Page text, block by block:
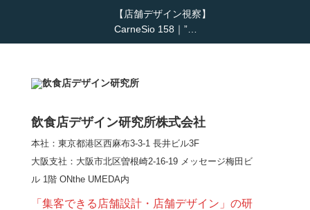
【店舗デザイン視察】
CarneSio 158｜”…
【熊の鳥焼き】囲炉裏
とライブ感を両立した
和モダン串揚げ店。
「…
飲食店デザイン研究所株式会社
本社：東京都港区西麻布3-3-1 長井ビル3F
大阪支社 ：大阪市北区曽根崎2-16-19 メッセージ梅田ビ
ル 1階 ONthe UMEDA内
「集客できる店舗設計・店舗デザイン」の研